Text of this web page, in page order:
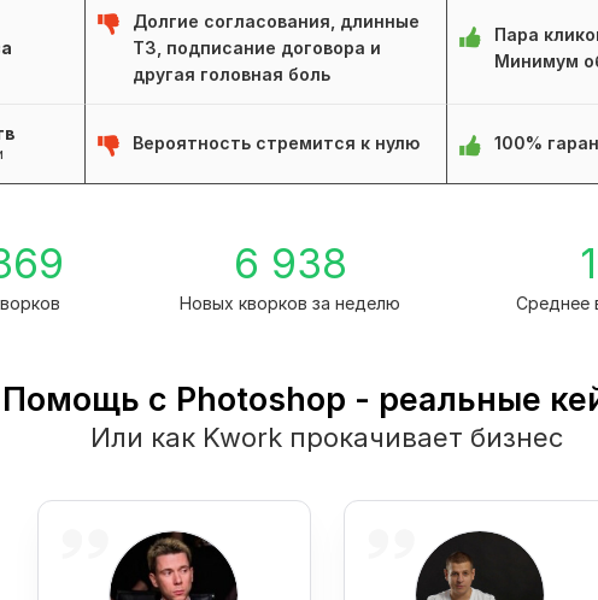
Долгие согласования, длинные
ТЗ, подписание договора и
другая головная боль
Пара
Минимум
Вероятность стремится к нулю 100%
6 938
Новых кворков за неделю
1
Среднее
Помощь с Photoshop - реальные
Или как Kwork прокачивает бизнес